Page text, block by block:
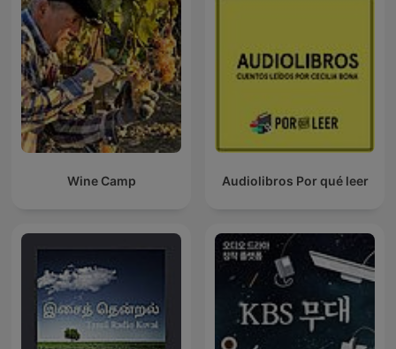
Wine Camp Audiolibros Por qué leer